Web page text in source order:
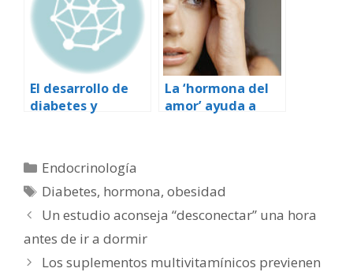
El desarrollo de
diabetes y
intestinales y una
dieta rica en
grasas
La ‘hormona del
amor’ ayuda a
Categorías
Endocrinología
Etiquetas
Diabetes, hormona,obesidad
Un estudio aconseja “desconectar” una hora
antes de ir a dormir
Los suplementos multivitamínicos previenen